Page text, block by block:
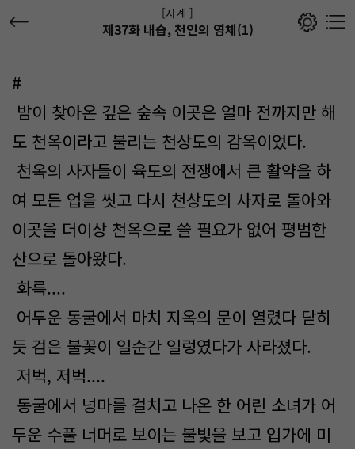
[사계 ]
제37화 내습, 천인의 영체(1)
#
밤이 찾아온 깊은 숲속 이곳은 얼마 전까지만 해
도 천옥이라고 불리는 천상도의 감옥이었다.
천옥의 사자들이 육도의 전쟁에서 큰 활약을 하
여 모든 업을 씻고 다시 천상도의 사자로 돌아와
이곳을 더이상 천옥으로 쓸 필요가 없어 평범한
산으로 돌아왔다.
화륵....
어두운 동굴에서 마치 지옥의 문이 열렸다 닫히
듯 검은 불꽃이 일순간 일렁였다가 사라졌다.
저벅, 저벅....
동굴에서 넝마를 걸치고 나온 한 어린 소녀가 어
두운 수풀 너머로 보이는 불빛을 보고 입가에 미